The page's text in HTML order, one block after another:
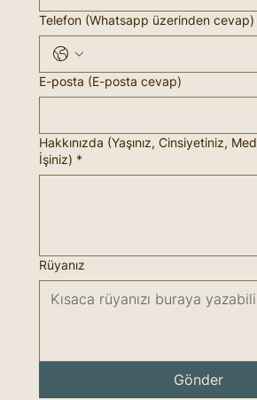
Telefon (Whatsapp üzerinden cevap)
E-posta (E-posta cevap)
Hakkınızda (Yaşınız, Cinsiyetiniz,
İşiniz) *
Rüyanız
Gönder